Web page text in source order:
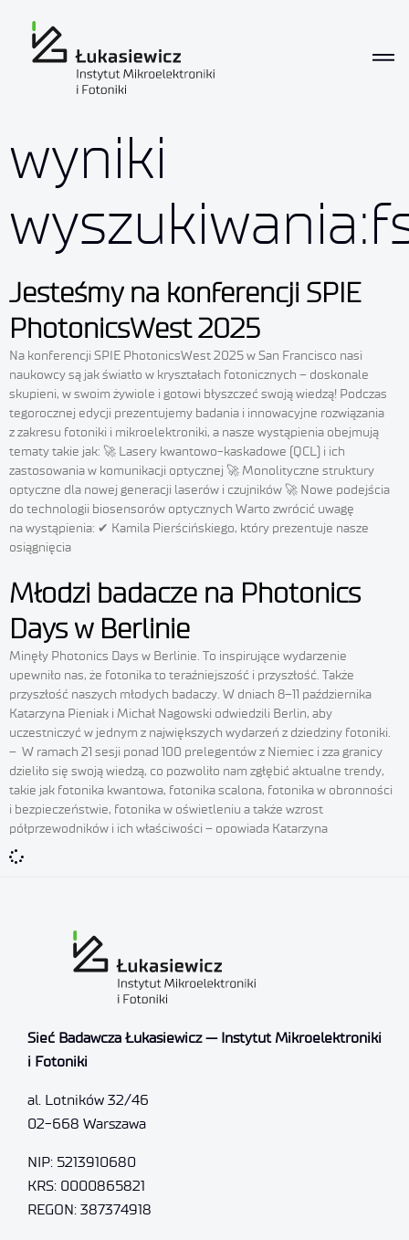
wyniki
Jesteśmy na konferencji SPIE
PhotonicsWest 2025
Na konferencji SPIE PhotonicsWest 2025 w San Francisco nasi
naukowcy są jak światło w kryształach fotonicznych – doskonale
skupieni, w swoim żywiole i gotowi błyszczeć swoją wiedzą! Podczas
tegorocznej edycji prezentujemy badania i innowacyjne rozwiązania
z zakresu fotoniki i mikroelektroniki, a nasze wystąpienia obejmują
tematy takie jak: 🚀 Lasery kwantowo-kaskadowe (QCL) i ich
zastosowania w komunikacji optycznej 🚀 Monolityczne struktury
optyczne dla nowej generacji laserów i czujników 🚀 Nowe podejścia
do technologii biosensorów optycznych Warto zwrócić uwagę
na wystąpienia: ✔ Kamila Pierścińskiego, który prezentuje nasze
osiągnięcia
Młodzi badacze na Photonics
Days w Berlinie
Minęły Photonics Days w Berlinie. To inspirujące wydarzenie
upewniło nas, że fotonika to teraźniejszość i przyszłość. Także
przyszłość naszych młodych badaczy. W dniach 8–11 października
Katarzyna Pieniak i Michał Nagowski odwiedzili Berlin, aby
uczestniczyć w jednym z największych wydarzeń z dziedziny fotoniki.
– W ramach 21 sesji ponad 100 prelegentów z Niemiec i zza granicy
dzieliło się swoją wiedzą, co pozwoliło nam zgłębić aktualne trendy,
takie jak fotonika kwantowa, fotonika scalona, fotonika w obronności
i bezpieczeństwie, fotonika w oświetleniu a także wzrost
półprzewodników i ich właściwości – opowiada Katarzyna
Sieć Badawcza Łukasiewicz — Instytut Mikroelektroniki
i Fotoniki
al. Lotników 32/46
02-668 Warszawa
NIP: 5213910680
KRS: 0000865821
REGON: 387374918